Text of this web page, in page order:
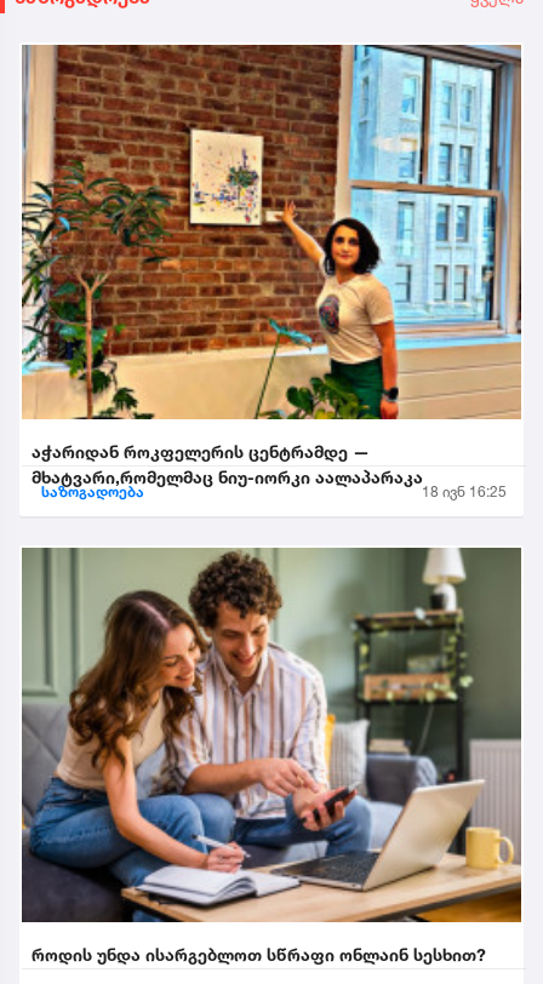
აჭარიდან როკფელერის ცენტრამდე —
მხატვარი,რომელმაც ნიუ-იორკი აალაპარაკა
საზოგადოება 18 ივნ 16:25
როდის უნდა ისარგებლოთ სწრაფი ონლაინ სესხით?